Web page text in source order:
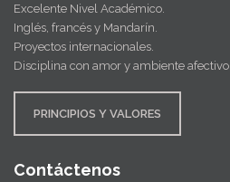
Excelente Nivel Académico.
Inglés, francés y Mandarín.
Proyectos internacionales.
Disciplina con amor y ambiente afectivo.
PRINCIPIOS Y VALORES
Contáctenos